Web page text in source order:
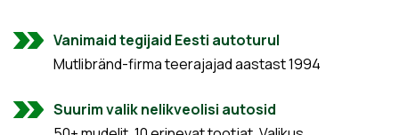
Vanimaid tegijaid Eesti autoturul
Mutlibränd-firma teerajajad aastast 1994
Suurim valik nelikveolisi autosid